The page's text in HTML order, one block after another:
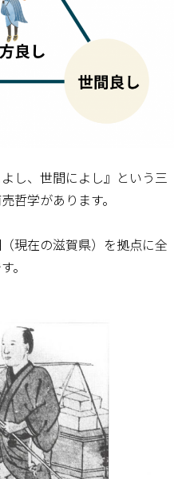
し、世間によし』という三
哲学があります。
現在の滋賀県）を拠点に全
。